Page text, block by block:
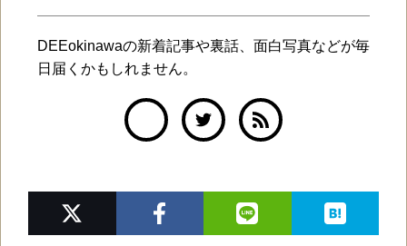
DEEokinawaの新着記事や裏話、面白写真などが毎
日届くかもしれません。